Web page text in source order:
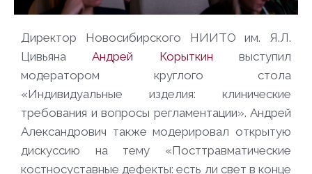
Директор Новосибирского НИИТО им. Я.Л.
ЦивьянаАндрей Корыткин выступил
модератором круглого стола
«Индивидуальные изделия: клинические
требования и вопросы регламентации». Андрей
Александрович также модерировал открытую
дискуссию на тему «Посттравматические
костносуставные дефекты: есть ли свет в конце